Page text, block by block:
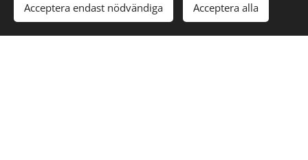
Acceptera endast nödvändiga Acceptera alla